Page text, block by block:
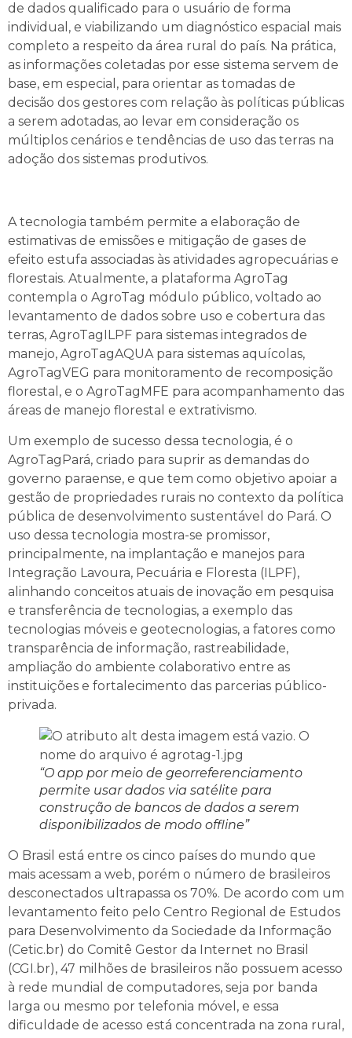
de dados qualificado para o usuário de forma
individual, e viabilizando um diagnóstico espacial mais
completo a respeito da área rural do país. Na prática,
as informações coletadas por esse sistema servem de
base, em especial, para orientar as tomadas de
decisão dos gestores com relação às políticas públicas
a serem adotadas, ao levar em consideração os
múltiplos cenários e tendências de uso das terras na
adoção dos sistemas produtivos.
A tecnologia também permite a elaboração de
estimativas de emissões e mitigação de gases de
efeito estufa associadas às atividades agropecuárias e
florestais. Atualmente, a plataforma AgroTag
contempla o AgroTag módulo público, voltado ao
levantamento de dados sobre uso e cobertura das
terras, AgroTagILPF para sistemas integrados de
manejo, AgroTagAQUA para sistemas aquícolas,
AgroTagVEG para monitoramento de recomposição
florestal, e o AgroTagMFE para acompanhamento das
áreas de manejo florestal e extrativismo.
Um exemplo de sucesso dessa tecnologia, é o
AgroTagPará, criado para suprir as demandas do
governo paraense, e que tem como objetivo apoiar a
gestão de propriedades rurais no contexto da política
pública de desenvolvimento sustentável do Pará. O
uso dessa tecnologia mostra-se promissor,
principalmente, na implantação e manejos para
Integração Lavoura, Pecuária e Floresta (ILPF),
alinhando conceitos atuais de inovação em pesquisa
e transferência de tecnologias, a exemplo das
tecnologias móveis e geotecnologias, a fatores como
transparência de informação, rastreabilidade,
ampliação do ambiente colaborativo entre as
instituições e fortalecimento das parcerias público-
privada.
“O app por meio de georreferenciamento
permite usar dados via satélite para
construção de bancos de dados a serem
disponibilizados de modo offline”
O Brasil está entre os cinco países do mundo que
mais acessam a web, porém o número de brasileiros
desconectados ultrapassa os 70%. De acordo com um
levantamento feito pelo Centro Regional de Estudos
para Desenvolvimento da Sociedade da Informação
(Cetic.br) do Comitê Gestor da Internet no Brasil
(CGI.br), 47 milhões de brasileiros não possuem acesso
à rede mundial de computadores, seja por banda
larga ou mesmo por telefonia móvel, e essa
dificuldade de acesso está concentrada na zona rural,